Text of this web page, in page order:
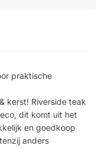
praktische
kerst! Riverside teak
dit komt uit het
en goedkoop
anders